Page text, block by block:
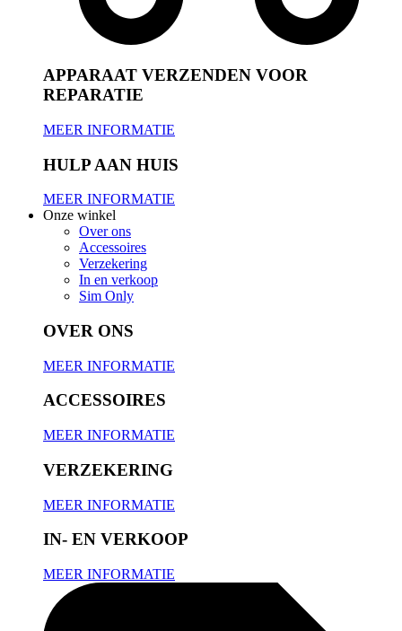
APPARAAT VERZENDEN VOOR
REPARATIE
MEER INFORMATIE
HULP AAN HUIS
MEER INFORMATIE
Onze winkel
Over ons
Accessoires
Verzekering
In en verkoop
Sim Only
OVER ONS
MEER INFORMATIE
ACCESSOIRES
MEER INFORMATIE
VERZEKERING
MEER INFORMATIE
IN- EN VERKOOP
MEER INFORMATIE